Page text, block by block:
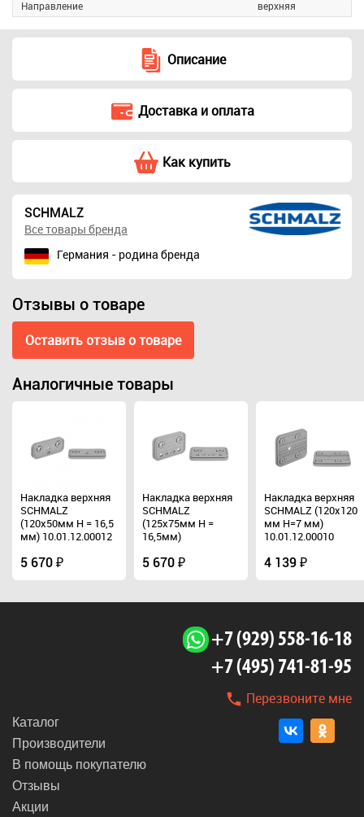
Направление верхняя
Описание
Доставка и оплата
Как купить
SCHMALZ
Все товары бренда
Германия - родина бренда
Отзывы о товаре
Оставить отзыв о товаре
Аналогичные товары
Накладка верхняя
SCHMALZ
(120x50мм H = 16,5
мм) 10.01.12.00012
подушки
5 670 ₽
Накладка верхняя
SCHMALZ
(125x75мм H =
16,5мм)
вакуумной
5 670 ₽
Накладка верхняя
SCHMALZ (120x120
мм H=7 мм)
10.01.12.00010
4 139 ₽
+7 (929) 558-16-18
+7 (495) 741-81-95
Перезвоните мне
Каталог
Производители
В помощь покупателю
Отзывы
Акции